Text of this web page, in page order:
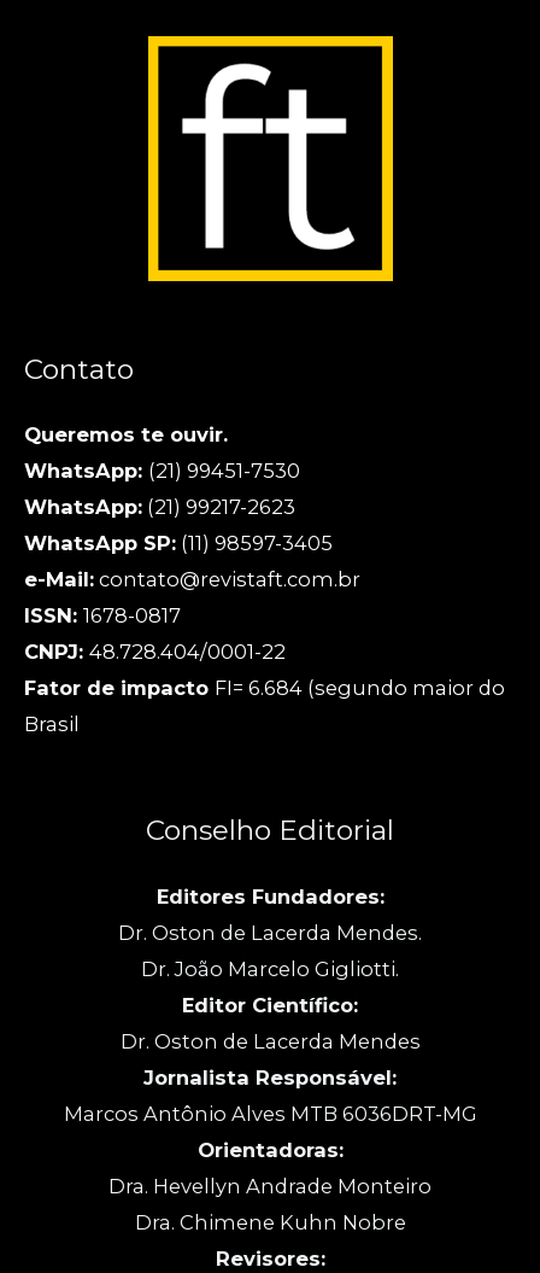
Contato
Queremos te ouvir.
WhatsApp: (21) 99451-7530
WhatsApp: (21) 99217-2623
WhatsApp SP: (11) 98597-3405
e-Mail: contato@revistaft.com.br
ISSN: 1678-0817
CNPJ: 48.728.404/0001-22
Fator de impacto FI= 6.684 (segundo maior do
Brasil
Conselho Editorial
Editores Fundadores:
Dr. Oston de Lacerda Mendes.
Dr. João Marcelo Gigliotti.
Editor Científico:
Dr. Oston de Lacerda Mendes
Jornalista Responsável:
Marcos Antônio Alves MTB 6036DRT-MG
Orientadoras:
Dra. Hevellyn Andrade Monteiro
Dra. Chimene Kuhn Nobre
Revisores: